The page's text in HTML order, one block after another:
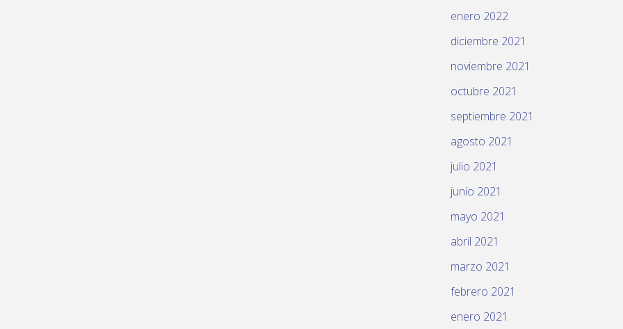
enero 2022
diciembre 2021
noviembre 2021
octubre 2021
septiembre 2021
agosto 2021
julio 2021
junio 2021
mayo 2021
abril 2021
marzo 2021
febrero 2021
enero 2021